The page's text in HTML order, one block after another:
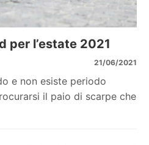
per l’estate 2021
21/06/2021
e non esiste periodo
il paio di scarpe che